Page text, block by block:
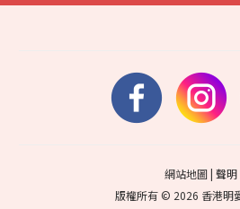
網站地圖|聲明
版權所有 © 2026 香港明